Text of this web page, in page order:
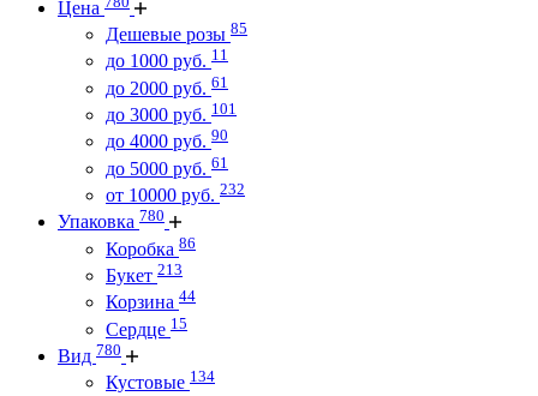
Цена
Дешевые розы 85
до 1000 руб. 11
до 2000 руб. 61
до 3000 руб. 101
до 4000 руб. 90
до 5000 руб. 61
от 10000 руб. 232
Упаковка 780
Коробка 86
Букет 213
Корзина 44
Сердце 15
Вид 780
Кустовые 134